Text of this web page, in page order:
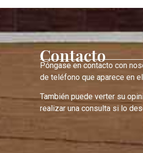
Contacto
Póngase en contacto con
de teléfono que aparece en
También puede verter su
realizar una consulta si lo